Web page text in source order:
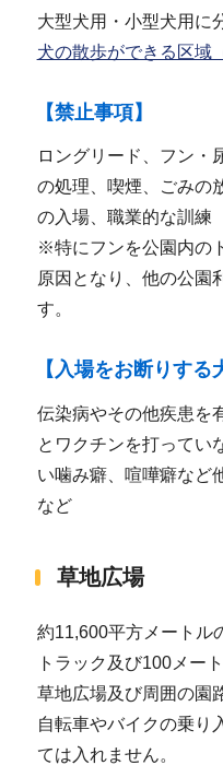
大型犬用・小型犬用に
犬の散歩ができる区域
【禁止事項】
ロングリード、フン・
の処理、喫煙、ごみの
の入場、職業的な訓練
※特にフンを公園内の
原因となり、他の公園
す。
【入場をお断りする
伝染病やその他疾患を
とワクチンを打ってい
い噛み癖、喧嘩癖など
など
草地広場
約11,600平方メートル
トラック及び100メー
草地広場及び周囲の園
自転車やバイクの乗り
ては入れません。